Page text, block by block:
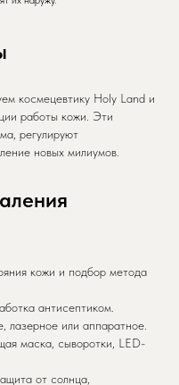
космецевтику Holy Land и
работы кожи. Эти
регулируют
новых милиумов.
кожи и подбор метода
антисептиком.
лазерное или аппаратное.
маска, сыворотки, LED-
от солнца,